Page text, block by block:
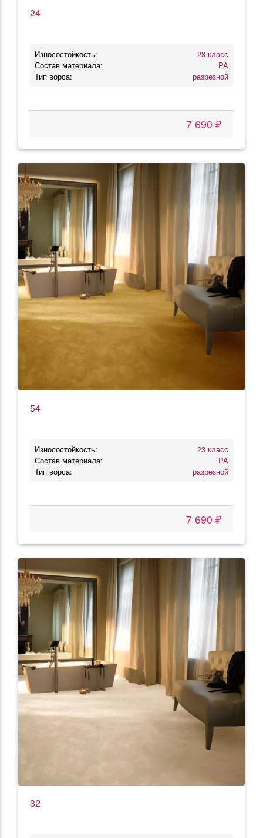
24
Износостойкость:
23 класс
Состав материала:
PA
Тип ворса:
разрезной
7 690 ₽
54
Износостойкость:
23 класс
Состав материала:
PA
Тип ворса:
разрезной
7 690 ₽
32